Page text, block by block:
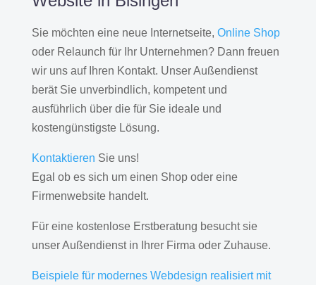
Sie möchten eine neue Internetseite, Online Shop
oder Relaunch für Ihr Unternehmen? Dann freuen
wir uns auf Ihren Kontakt. Unser Außendienst
berät Sie unverbindlich, kompetent und
ausführlich über die für Sie ideale und
kostengünstigste Lösung.
Kontaktieren Sie uns!
Egal ob es sich um einen Shop oder eine
Firmenwebsite handelt.
Für eine kostenlose Erstberatung besucht sie
unser Außendienst in Ihrer Firma oder Zuhause.
Beispiele für modernes Webdesign realisiert mit